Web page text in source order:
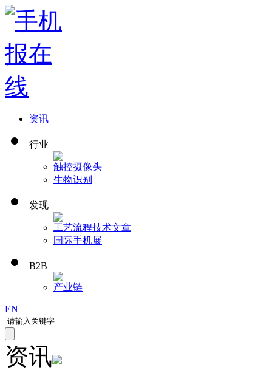
资讯
行业
触控摄像头
生物识别
发现
工艺流程技术文章
国际手机展
B2B
产业链
EN
资讯